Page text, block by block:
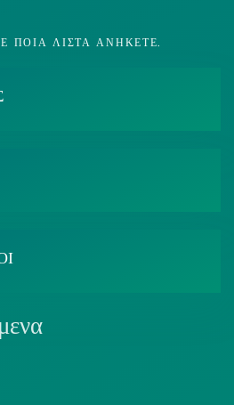
ΠΟΙΑ ΛΊΣΤΑ ΑΝΉΚΕΤΕ.